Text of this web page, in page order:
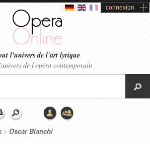
connexion
l'univers de l'art lyrique
de l'opéra contemporain
> Oscar Bianchi